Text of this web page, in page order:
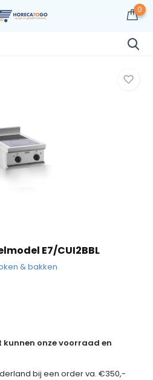
0
E7/CUI2BBL
& bakken
kunnen onze voorraad en
bij een order va. €350,-